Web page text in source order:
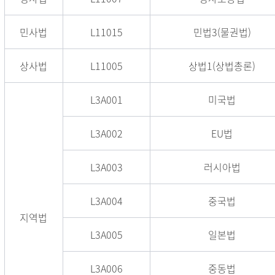
민사법 L11015 민법3(물권법)
상사법 L11005 상법1(상법총론)
지역법
L3A001 미국법
L3A002 EU법
L3A003 러시아법
L3A004 중국법
L3A005 일본법
L3A006 중동법